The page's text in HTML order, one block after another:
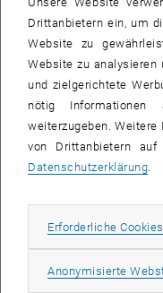
Drittanbietern ein, um
Website zu
Website zu analysieren
und zielgerichtete
nötig Informationen
weiterzugeben. Weitere
von Drittanbietern
Datenschutzerklärung.
Erforderliche Cookies
Anonymisierte